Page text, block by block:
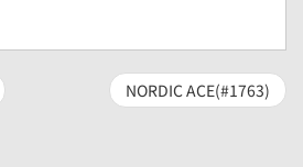
NORDIC ACE(#1763)